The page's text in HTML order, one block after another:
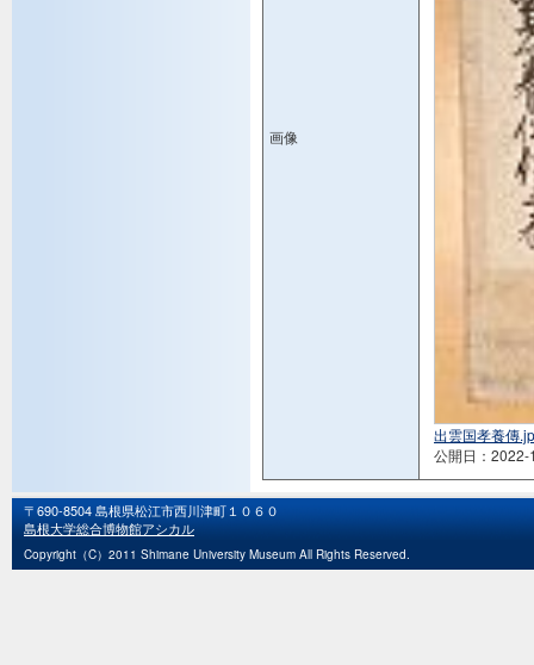
画像
出雲国孝養傳
公開日：2022-
〒690-8504 島根県松江市西川津町１０６０
島根大学総合博物館アシカル
Copyright（C）2011 Shimane University Museum All Rights Reserved.